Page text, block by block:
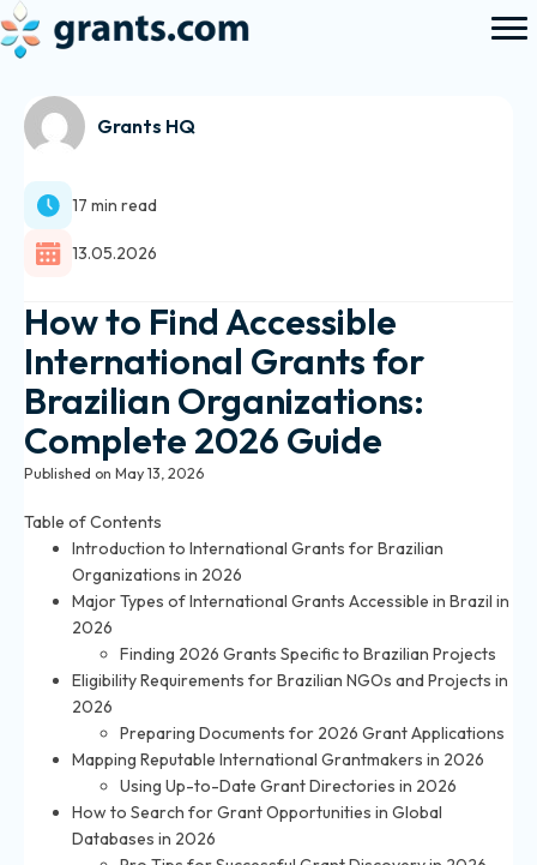
Grants HQ
17 min read
13.05.2026
How to Find Accessible
International Grants for
Brazilian Organizations:
Complete 2026 Guide
Published on May 13, 2026
Table of Contents
Introduction to International Grants for Brazilian
Organizations in 2026
Major Types of International Grants Accessible in Brazil in
2026
Finding 2026 Grants Specific to Brazilian Projects
Eligibility Requirements for Brazilian NGOs and Projects in
2026
Preparing Documents for 2026 Grant Applications
Mapping Reputable International Grantmakers in 2026
Using Up-to-Date Grant Directories in 2026
How to Search for Grant Opportunities in Global
Databases in 2026